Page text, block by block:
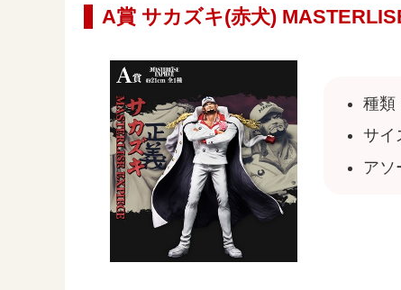
A賞 サカズキ(赤犬)
種類
サイ
アソ